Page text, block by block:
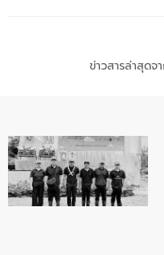
ข่าวสารล่าสุดจ